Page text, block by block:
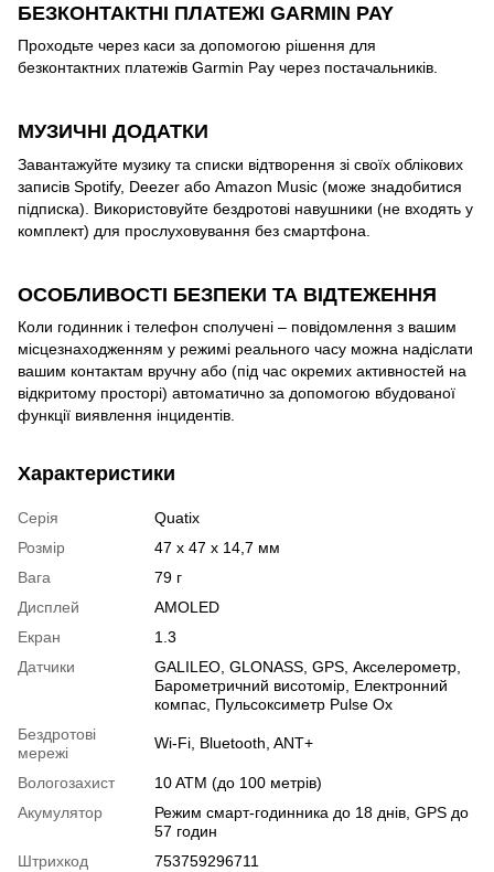
БЕЗКОНТАКТНІ ПЛАТЕЖІ GARMIN PAY
Проходьте через каси за допомогою рішення для
безконтактних платежів Garmin Pay через постачальників.
МУЗИЧНІ ДОДАТКИ
Завантажуйте музику та списки відтворення зі своїх облікових
записів Spotify, Deezer або Amazon Music (може знадобитися
підписка). Використовуйте бездротові навушники (не входять у
комплект) для прослуховування без смартфона.
ОСОБЛИВОСТІ БЕЗПЕКИ ТА ВІДТЕЖЕННЯ
Коли годинник і телефон сполучені – повідомлення з вашим
місцезнаходженням у режимі реального часу можна надіслати
вашим контактам вручну або (під час окремих активностей на
відкритому просторі) автоматично за допомогою вбудованої
функції виявлення інцидентів.
Характеристики
Серія
Quatix
Розмір
47 x 47 x 14,7 мм
Вага
79 г
Дисплей
AMOLED
Екран
1.3
Датчики
GALILEO, GLONASS, GPS, Акселерометр,
Барометричний висотомір, Електронний
компас, Пульсоксиметр Pulse Ox
Бездротові
мережі
Wi-Fi, Bluetooth, ANT+
Вологозахист
10 ATM (до 100 метрів)
Акумулятор
Режим смарт-годинника до 18 днів, GPS до
57 годин
Штрихкод
753759296711